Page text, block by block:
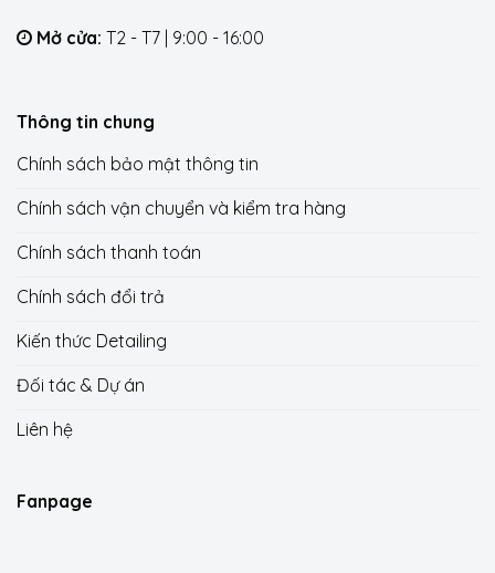
Mở cửa: T2 - T7 | 9:00 - 16:00
Thông tin chung
Chính sách bảo mật thông tin
Chính sách vận chuyển và kiểm tra hàng
Chính sách thanh toán
Chính sách đổi trả
Kiến thức Detailing
Đối tác & Dự án
Liên hệ
Fanpage